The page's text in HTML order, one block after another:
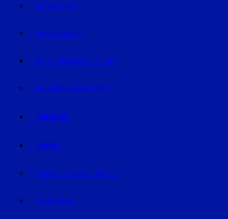
KATZ & HUND
VALENTINSTAG
MEINE LIEBESERKLÄRUNG
BUNDESTAGSWAHL 2017
VEREINE
SPORT
EISHOCKEY/INLINEHOCKEY
VOLLEYBALL